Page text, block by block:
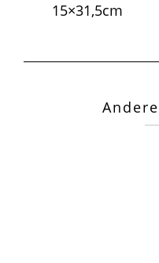
15×31,5cm